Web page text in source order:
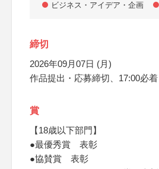
ビジネス・アイデア・企画
締切
2026年09月07日 (月)
作品提出・応募締切、17:00必着
賞
【18歳以下部門】
●最優秀賞 表彰
●協賛賞 表彰